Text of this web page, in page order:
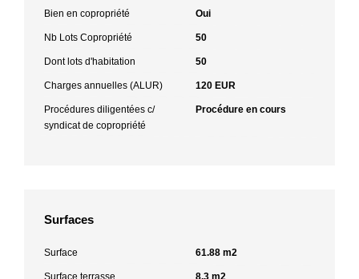
Bien en copropriété Oui
Nb Lots Copropriété 50
Dont lots d'habitation 50
Charges annuelles (ALUR) 120 EUR
Procédures diligentées c/
syndicat de copropriété
Procédure en cours
Surfaces
Surface 61.88 m2
Surface terrasse 8.3 m2